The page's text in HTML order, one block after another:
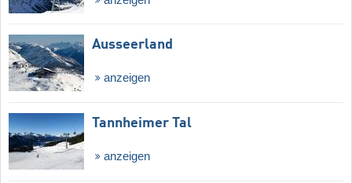
Ausseerland
anzeigen
Tannheimer Tal
anzeigen